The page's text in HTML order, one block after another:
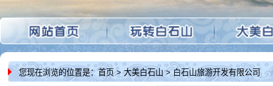
您现在浏览的位置是：首页> 大美白石山 > 白石山旅游开发有限公司
白石山旅游开发有限公司